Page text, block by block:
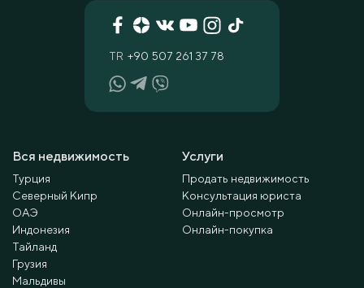
Вся недвижимость
Турция
Северный Кипр
ОАЭ
Индонезия
Тайланд
Грузия
Мальдивы
Услуги
Продать недвижимость
Консультация юриста
Онлайн-просмотр
Онлайн-покупка
TR +90 507 261 37 78